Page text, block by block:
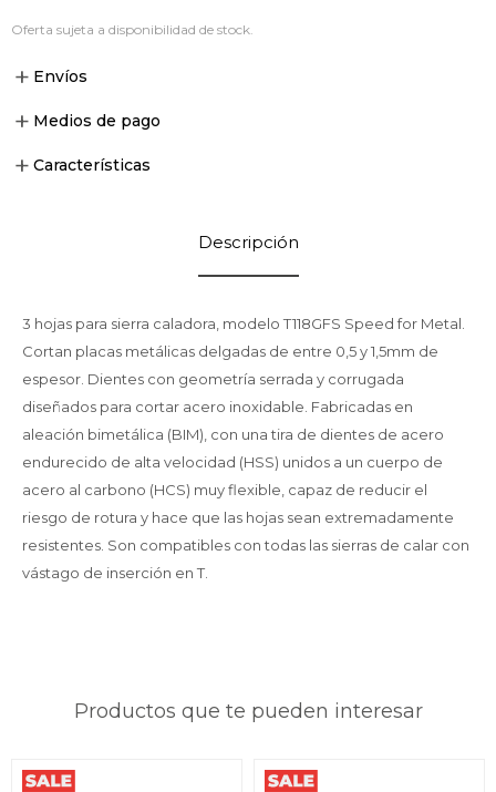
Oferta sujeta a disponibilidad de stock.
Envíos
Medios de pago
Características
Descripción
3 hojas para sierra caladora, modelo T118GFS Speed for Metal.
Cortan placas metálicas delgadas de entre 0,5 y 1,5mm de
espesor. Dientes con geometría serrada y corrugada
diseñados para cortar acero inoxidable. Fabricadas en
aleación bimetálica (BIM), con una tira de dientes de acero
endurecido de alta velocidad (HSS) unidos a un cuerpo de
acero al carbono (HCS) muy flexible, capaz de reducir el
riesgo de rotura y hace que las hojas sean extremadamente
resistentes. Son compatibles con todas las sierras de calar con
vástago de inserción en T.
Productos que te pueden interesar